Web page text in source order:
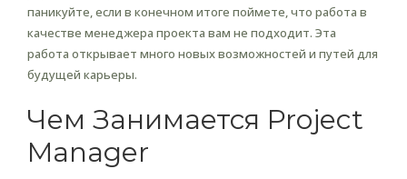
паникуйте, если в конечном итоге поймете, что работа в
качестве менеджера проекта вам не подходит. Эта
работа открывает много новых возможностей и путей для
будущей карьеры.
Чем Занимается Project
Manager